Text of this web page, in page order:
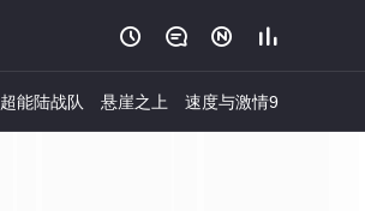
   
超能陆战队 悬崖之上 速度与激情9